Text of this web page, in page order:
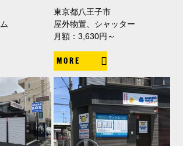
東京都八王子市
屋外物置、シャッター
月額：3,630円～
MORE